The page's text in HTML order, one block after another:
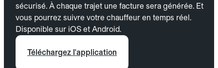
sécurisé. À chaque trajet une facture sera générée. Et
vous pourrez suivre votre chauffeur en temps réel.
Disponible sur iOS et Android.
Téléchargez l'application